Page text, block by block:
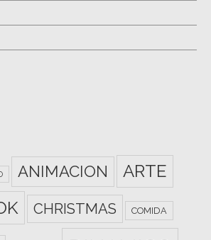
ANIMACION ARTE
CHRISTMAS COMIDA